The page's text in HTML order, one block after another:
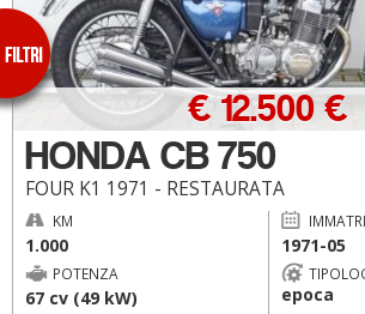
HONDA CB 750
FOUR K1 1971 - RESTAURATA
€ 12.500 €
KM
1.000 1971-05
POTENZA
67 cv (49 kW) epoca